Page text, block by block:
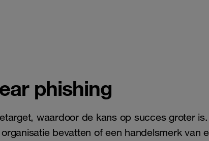
phishing
waardoor de kans op succes groter
bevatten of een handelsmerk van